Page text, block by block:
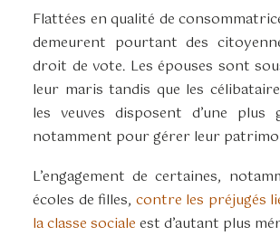
Flattées en qualité de
demeurent pourtant des
droit de vote. Les épouses sont
leur maris tandis que les
les veuves disposent d’une plus
notamment pour gérer leur
L’engagement de certaines,
écoles de filles, contre les préjugés
la classe sociale est d’autant plus